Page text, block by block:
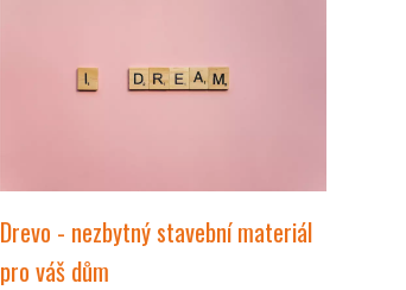
Drevo - nezbytný stavební materiál
pro váš dům